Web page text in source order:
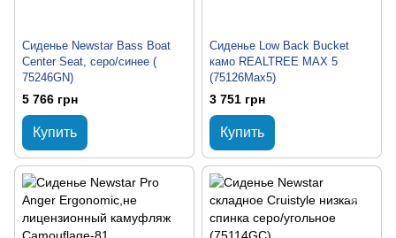
Сиденье Newstar Bass Boat
Center Seat, серо/синее (
75246GN)
5 766 грн
Купить
Сиденье Low Back Bucket
камо REALTREE MAX 5
(75126Max5)
3 751 грн
Купить